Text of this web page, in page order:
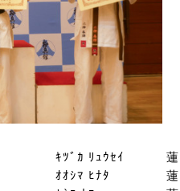
ｷﾂﾞｶ ﾘｭｳｾｲ
ｵｵｼﾏ ﾋﾅﾀ